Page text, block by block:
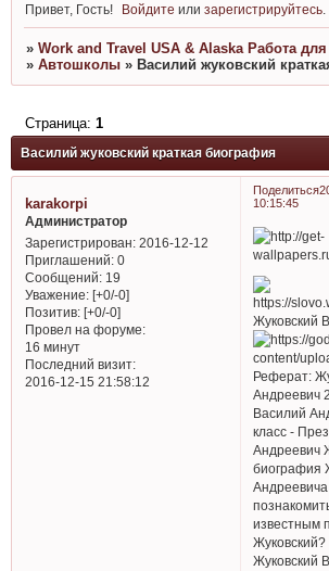
Привет, Гость! Войдите илизарегистрируйтесь
» Work and Travel USA & Alaska Работа
» Автошколы » Василий жуковский
Василий жуковский краткая биография
Страница: 1
Поделиться
10:15:45
karakorpi
Администратор
Зарегистрирован: 2016-12-12
Приглашений:0
Сообщений:19
Уважение: [+0/-0]
Позитив: [+0/-0]
Провел на форуме:
16 минут
Последний визит:
2016-12-15 21:58:12
Жуковский
Реферат:
Андреевич
Василий
класс -
Андреевич
биография
известным
Жуковский?
Жуковский